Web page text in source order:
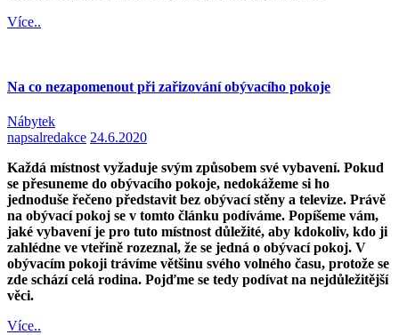
Více..
Na co nezapomenout při zařizování obývacího pokoje
Nábytek
napsalredakce 24.6.2020
Každá místnost vyžaduje svým způsobem své vybavení. Pokud
se přesuneme do obývacího pokoje, nedokážeme si ho
jednoduše řečeno představit bez obývací stěny a televize. Právě
na obývací pokoj se v tomto článku podíváme. Popíšeme vám,
jaké vybavení je pro tuto místnost důležité, aby kdokoliv, kdo ji
zahlédne ve vteřině rozeznal, že se jedná o obývací pokoj. V
obývacím pokoji trávíme většinu svého volného času, protože se
zde schází celá rodina. Pojďme se tedy podívat na nejdůležitější
věci.
Více..